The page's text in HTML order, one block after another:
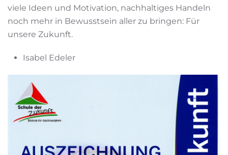
viele Ideen und Motivation, nachhaltiges Handeln
noch mehr in Bewusstsein aller zu bringen: Für
unsere Zukunft.
Isabel Edeler